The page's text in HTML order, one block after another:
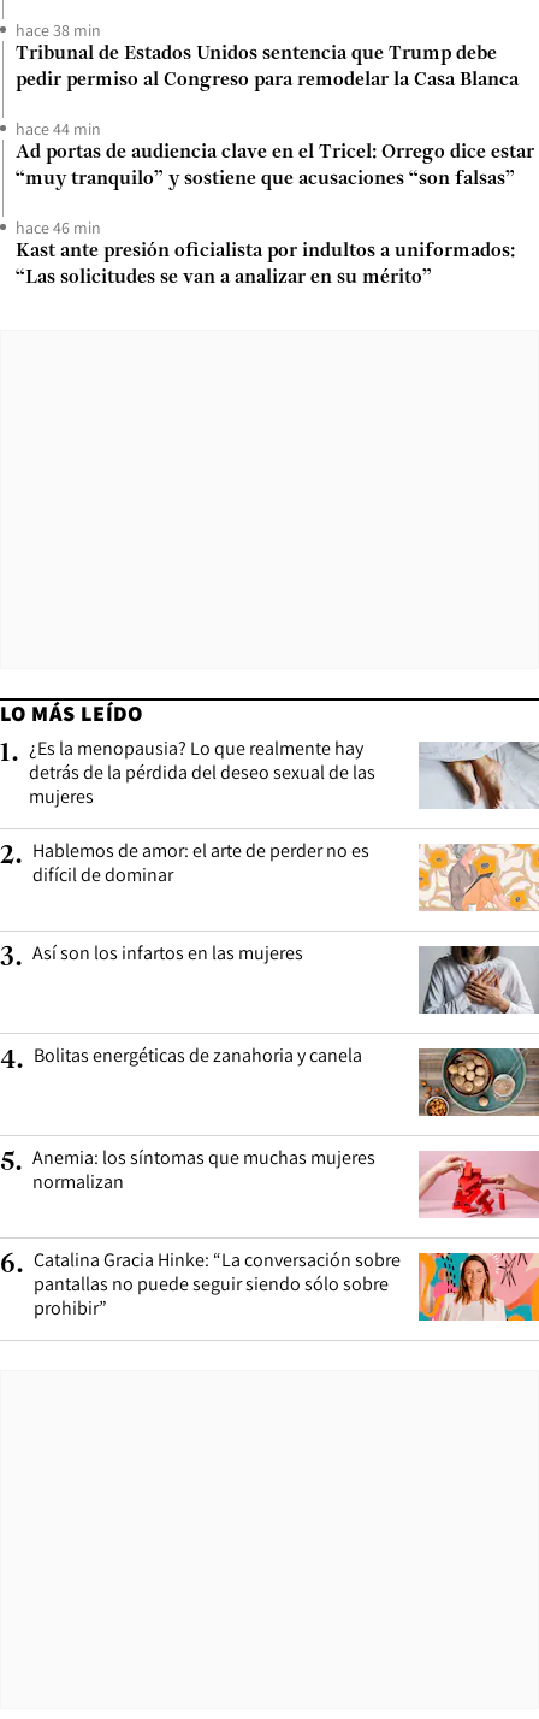
hace 38 min
Tribunal de Estados Unidos sentencia que Trump debe
pedir permiso al Congreso para remodelar la Casa Blanca
hace 44 min
Ad portas de audiencia clave en el Tricel: Orrego dice estar
“muy tranquilo” y sostiene que acusaciones “son falsas”
hace 46 min
Kast ante presión oficialista por indultos a uniformados:
“Las solicitudes se van a analizar en su mérito”
LO MÁS LEÍDO
1. ¿Es la menopausia? Lo que realmente hay
detrás de la pérdida del deseo sexual de las
mujeres
2. Hablemos de amor: el arte de perder no es
difícil de dominar
3. Así son los infartos en las mujeres
4. Bolitas energéticas de zanahoria y canela
5. Anemia: los síntomas que muchas mujeres
normalizan
6. Catalina Gracia Hinke: “La conversación sobre
pantallas no puede seguir siendo sólo sobre
prohibir”